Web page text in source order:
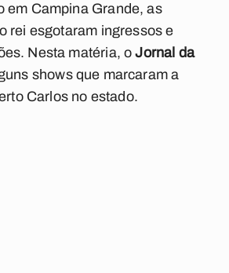
em Campina Grande, as
rei esgotaram ingressos e
Nesta matéria, o Jornal da
shows que marcaram a
Carlos no estado.